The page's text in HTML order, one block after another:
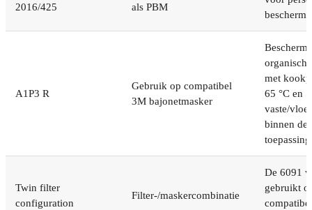
2016/425 als PBM
A1P3 R
Gebruik op compatibel
3M bajonetmasker
met
65 °C en
vaste/
binnen de
Twin filter
configuration
Filter-/maskercombinatie
De 6091
gebruikt